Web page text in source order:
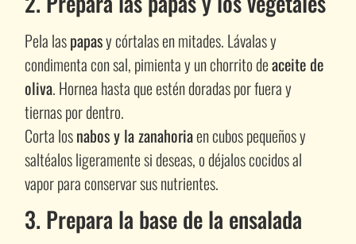
Pela laspapasy córtalas en mitades. Lávalas y
condimenta con sal, pimienta y un chorrito deaceite de
oliva. Hornea hasta que estén doradas por fuera y
tiernas por dentro.
Corta losnabos y la zanahoriaen cubos pequeños y
saltéalos ligeramente si deseas, o déjalos cocidos al
vapor para conservar sus nutrientes.
3. Prepara la base de la ensalada